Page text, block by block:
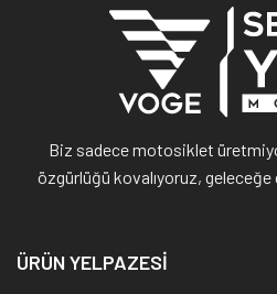
Biz sadece motosiklet
özgürlüğü kovalıyoruz,
ÜRÜN YELPAZESİ